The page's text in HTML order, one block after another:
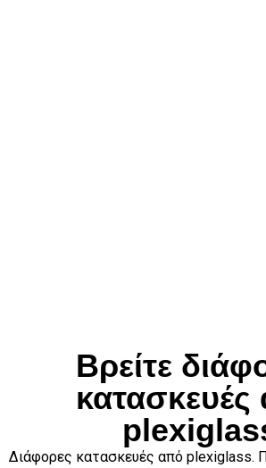
Βρείτε
Διάφορες κατασκευές από plexiglass.